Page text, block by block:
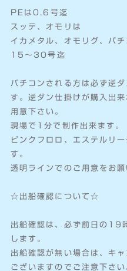
PEは0.6号迄
スッテ、オモリは
イカメタル、オモリグ、バチ
15〜30号迄
バチコンされる方は必ず逆
す。逆ダン仕掛けが購入出
用意下さい。
現場で1分で制作出来ます。
ピンクフロロ、エステルリ
す。
透明ラインでのご用意をお願
☆出船確認について☆
出船確認は、必ず前日の19
します。
出船確認が無い場合は、キ
ございますのでご注意下さい